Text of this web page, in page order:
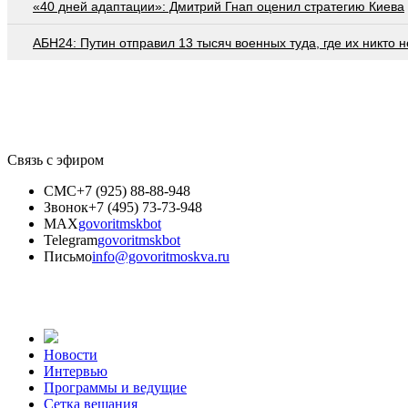
«40 дней адаптации»: Дмитрий Гнап оценил стратегию Киева
АБН24: Путин отправил 13 тысяч военных туда, где их никто
Связь с эфиром
СМС+7 (925) 88-88-948
Звонок+7 (495) 73-73-948
MAXgovoritmskbot
Telegramgovoritmskbot
Письмоinfo@govoritmoskva.ru
Новости
Интервью
Программы и ведущие
Сетка вещания